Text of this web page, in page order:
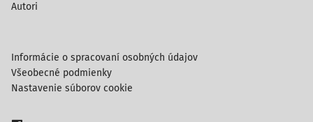
Autori
Informácie o spracovaní osobných údajov
Všeobecné podmienky
Nastavenie súborov cookie